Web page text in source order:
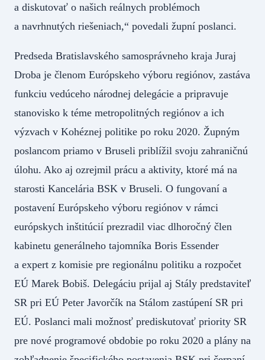
a diskutovať o našich reálnych problémoch
a navrhnutých riešeniach,“ povedali župní poslanci.
Predseda Bratislavského samosprávneho kraja Juraj
Droba je členom Európskeho výboru regiónov, zastáva
funkciu vedúceho národnej delegácie a pripravuje
stanovisko k téme metropolitných regiónov a ich
výzvach v Kohéznej politike po roku 2020. Župným
poslancom priamo v Bruseli priblížil svoju zahraničnú
úlohu. Ako aj ozrejmil prácu a aktivity, ktoré má na
starosti Kancelária BSK v Bruseli. O fungovaní a
postavení Európskeho výboru regiónov v rámci
európskych inštitúcií prezradil viac dlhoročný člen
kabinetu generálneho tajomníka Boris Essender
a expert z komisie pre regionálnu politiku a rozpočet
EÚ Marek Bobiš. Delegáciu prijal aj Stály predstaviteľ
SR pri EÚ Peter Javorčík na Stálom zastúpení SR pri
EÚ. Poslanci mali možnosť prediskutovať priority SR
pre nové programové obdobie po roku 2020 a plány na